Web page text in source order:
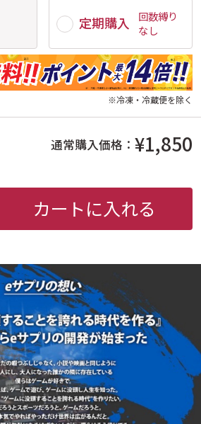
定期購入
回数縛り
なし
※冷凍・冷蔵便を除く
通常購入価格：¥1,850
カートに入れる